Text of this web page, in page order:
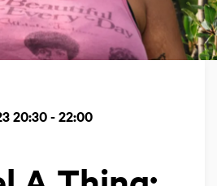
20:30 - 22:00